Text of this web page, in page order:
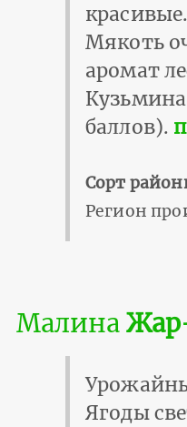
Мякоть
аромат
баллов).
Сорт
Регион
Малина
Ягоды